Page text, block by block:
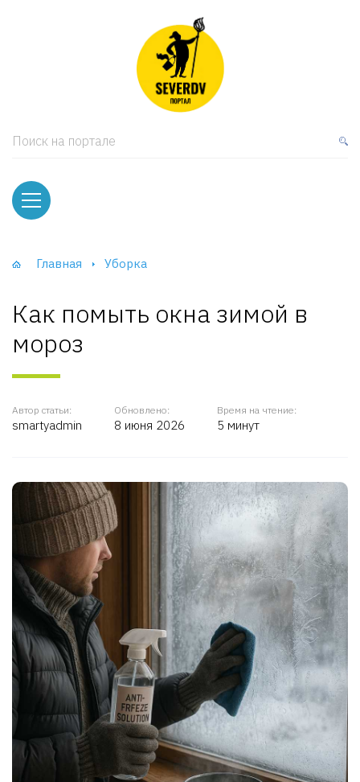
Поиск на портале
Главная Уборка
Как помыть окна зимой в
мороз
Автор статьи:
smartyadmin
Обновлено:
8 июня 2026
Время на чтение:
5 минут
и тумбы